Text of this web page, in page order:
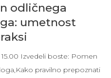
odličnega
umetnost
Izvedeli boste: Pomen
pravilno prepoznati